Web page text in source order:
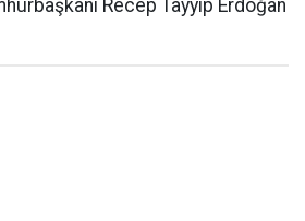
Recep Tayyip Erdoğan